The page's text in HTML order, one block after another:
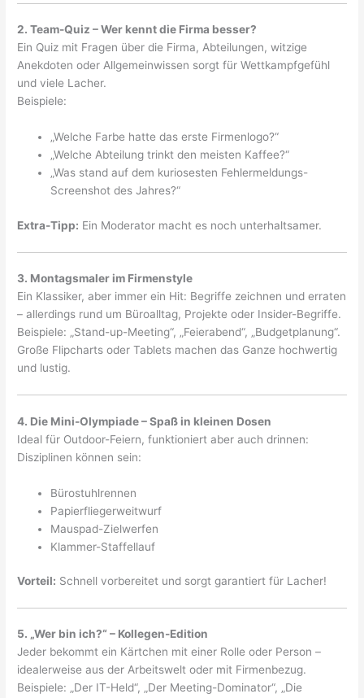
2. Team-Quiz – Wer kennt die Firma besser?
Ein Quiz mit Fragen über die Firma, Abteilungen, witzige
Anekdoten oder Allgemeinwissen sorgt für Wettkampfgefühl
und viele Lacher.
Beispiele:
„Welche Farbe hatte das erste Firmenlogo?“
„Welche Abteilung trinkt den meisten Kaffee?“
„Was stand auf dem kuriosesten Fehlermeldungs-
Screenshot des Jahres?“
Extra-Tipp: Ein Moderator macht es noch unterhaltsamer.
3. Montagsmaler im Firmenstyle
Ein Klassiker, aber immer ein Hit: Begriffe zeichnen und erraten
– allerdings rund um Büroalltag, Projekte oder Insider-Begriffe.
Beispiele: „Stand-up-Meeting“, „Feierabend“, „Budgetplanung“.
Große Flipcharts oder Tablets machen das Ganze hochwertig
und lustig.
4. Die Mini-Olympiade – Spaß in kleinen Dosen
Ideal für Outdoor-Feiern, funktioniert aber auch drinnen:
Disziplinen können sein:
Bürostuhlrennen
Papierfliegerweitwurf
Mauspad-Zielwerfen
Klammer-Staffellauf
Vorteil: Schnell vorbereitet und sorgt garantiert für Lacher!
5. „Wer bin ich?“ – Kollegen-Edition
Jeder bekommt ein Kärtchen mit einer Rolle oder Person –
idealerweise aus der Arbeitswelt oder mit Firmenbezug.
Beispiele: „Der IT-Held“, „Der Meeting-Dominator“, „Die